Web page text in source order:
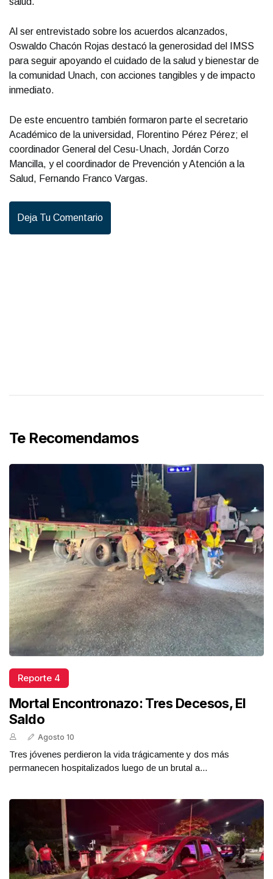
Al ser entrevistado sobre los acuerdos alcanzados,
Oswaldo Chacón Rojas destacó la generosidad del IMSS
para seguir apoyando el cuidado de la salud y bienestar de
la comunidad Unach, con acciones tangibles y de impacto
inmediato.
De este encuentro también formaron parte el secretario
Académico de la universidad, Florentino Pérez Pérez; el
coordinador General del Cesu-Unach, Jordán Corzo
Mancilla, y el coordinador de Prevención y Atención a la
Salud, Fernando Franco Vargas.
Deja Tu Comentario
Te Recomendamos
Reporte 4
Mortal Encontronazo: Tres Decesos, El
Saldo
Agosto 10
Tres jóvenes perdieron la vida trágicamente y dos más
permanecen hospitalizados luego de un brutal a...